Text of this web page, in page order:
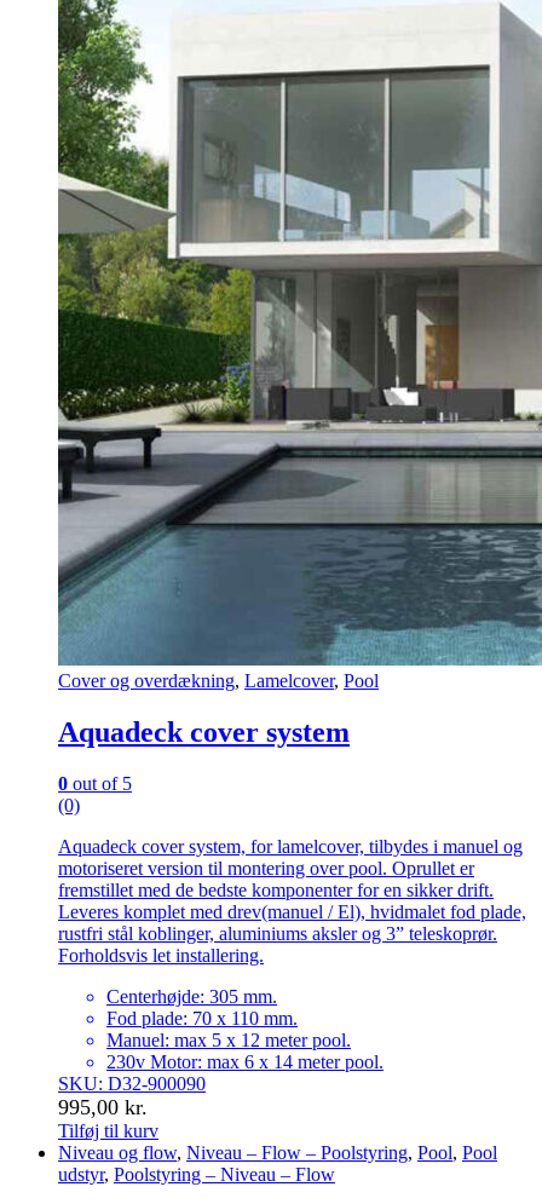
Cover og overdækning, Lamelcover, Pool
Aquadeck cover system
0 out of 5
(0)
Aquadeck cover system, for lamelcover, tilbydes i manuel og
motoriseret version til montering over pool. Oprullet er
fremstillet med de bedste komponenter for en sikker drift.
Leveres komplet med drev(manuel / El), hvidmalet fod plade,
rustfri stål koblinger, aluminiums aksler og 3” teleskoprør.
Forholdsvis let installering.
Centerhøjde: 305 mm.
Fod plade: 70 x 110 mm.
Manuel: max 5 x 12 meter pool.
230v Motor: max 6 x 14 meter pool.
SKU: D32-900090
995,00 kr.
Tilføj til kurv
Niveau og flow, Niveau – Flow – Poolstyring, Pool, Pool
udstyr, Poolstyring – Niveau – Flow